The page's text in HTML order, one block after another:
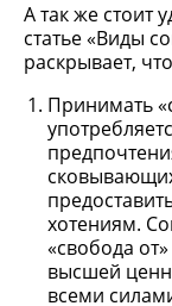
А так же стоит
статье «Виды
раскрывает,
Принимать
хотениям.
«свобода
высшей
всеми